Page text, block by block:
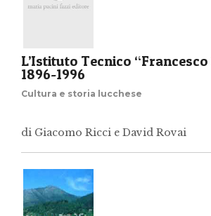
L’Istituto Tecnico
1896-1996
Cultura e storia lucchese
di Giacomo Ricci e David Rovai